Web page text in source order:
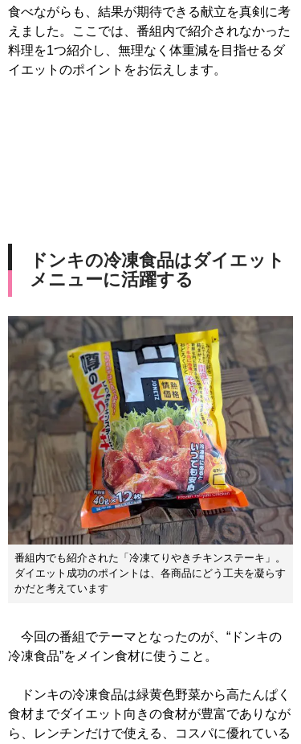
食べながらも、結果が期待できる献立を真剣に考
えました。ここでは、番組内で紹介されなかった
料理を1つ紹介し、無理なく体重減を目指せるダ
イエットのポイントをお伝えします。
ドンキの冷凍食品はダイエット
メニューに活躍する
番組内でも紹介された「冷凍てりやきチキンステーキ」。
ダイエット成功のポイントは、各商品にどう工夫を凝らす
かだと考えています
今回の番組でテーマとなったのが、“ドンキの
冷凍食品”をメイン食材に使うこと。
ドンキの冷凍食品は緑黄色野菜から高たんぱく
食材までダイエット向きの食材が豊富でありなが
ら、レンチンだけで使える、コスパに優れている